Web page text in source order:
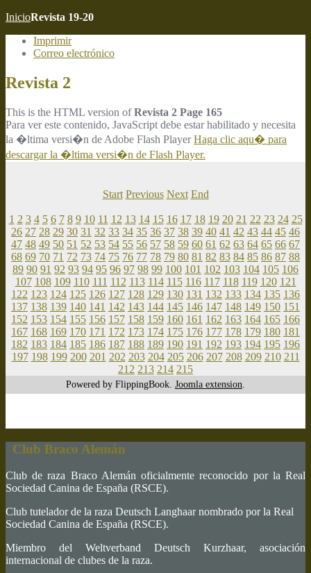
InicioRevista 19-20
Imprimir
Correo electrónico
Revista 2
This is the HTML version ofRevista 2 Page 165
Para ver este contenido, JavaScript debe estar habilitado y necesita
la �ltima versi�n de Adobe Flash PlayerHaga clic aqu� para
descargar la �ltima versi�n de Flash Player.
Start Previous Next End
1 2 3 4 5 6 7 8 9 10 11 12 13 14 15 16 17 18 19 20 21 22 23 24 25
26 27 28 29 30 31 32 33 34 35 36 37 38 39 40 41 42 43 44 45 46
47 48 49 50 51 52 53 54 55 56 57 58 59 60 61 62 63 64 65 66 67
68 69 70 71 72 73 74 75 76 77 78 79 80 81 82 83 84 85 86 87 88
89 90 91 92 93 94 95 96 97 98 99 100 101 102 103 104 105 106
107 108 109 110 111 112 113 114 115 116 117 118 119 120 121
122 123 124 125 126 127 128 129 130 131 132 133 134 135 136
137 138 139 140 141 142 143 144 145 146 147 148 149 150 151
152 153 154 155 156 157 158 159 160 161 162 163 164 165 166
167 168 169 170 171 172 173 174 175 176 177 178 179 180 181
182 183 184 185 186 187 188 189 190 191 192 193 194 195 196
197 198 199 200 201 202 203 204 205 206 207 208 209 210 211
212 213 214 215
Powered by FlippingBook. Joomla extension
Club Braco Alemán
Club de raza Braco Alemán oficialmente reconocido por la Real
Sociedad Canina de España (RSCE).
Club tutelador de la raza Deutsch Langhaar nombrado por la Real
Sociedad Canina de España (RSCE).
Miembro del Weltverband Deutsch Kurzhaar, asociación
internacional de clubes de la raza.